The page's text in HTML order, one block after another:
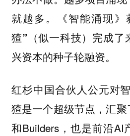
就越多。《智能涌现》
猹”（似一科技）完成了
兴资本的种子轮融资。
红杉中国合伙人公元对
猹是一个超级节点，汇
和Builders，也是前沿AI